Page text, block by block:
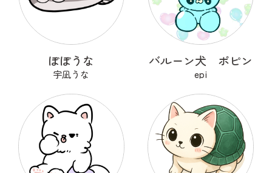
ぽぽうな
宇凪うな
バルーン犬 ポピン
epi